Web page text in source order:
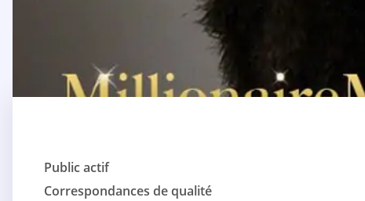
Public actif
Correspondances de qualité